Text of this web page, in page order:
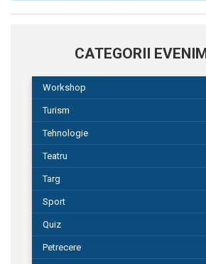
CATEGORII
Workshop
Turism
Tehnologie
Teatru
Targ
Sport
Quiz
Petrecere